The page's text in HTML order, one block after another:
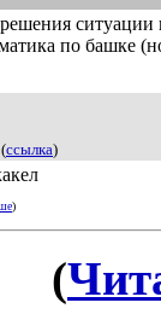
по башке
(ссылка)
)
(